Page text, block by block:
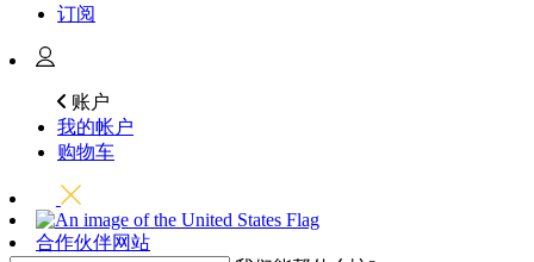
订阅
账户
我的帐户
购物车
合作伙伴网站